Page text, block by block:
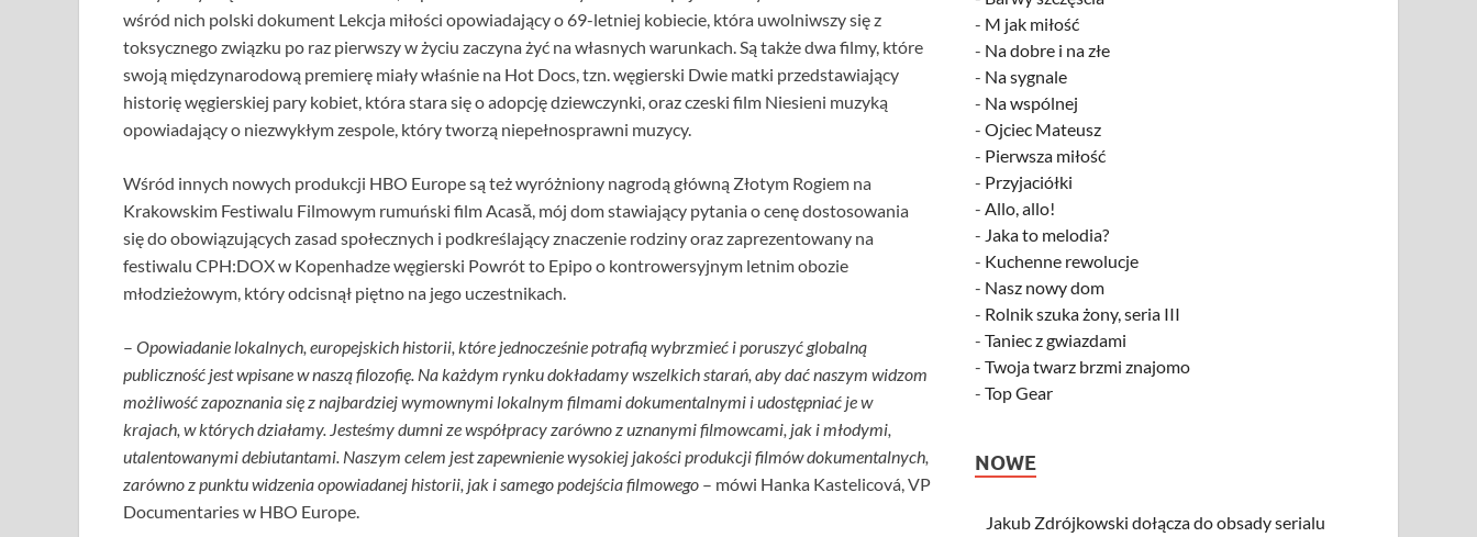
wśród nich polski dokument Lekcja miłości opowiadający o 69-letniej kobiecie, która uwolniwszy się z
toksycznego związku po raz pierwszy w życiu zaczyna żyć na własnych warunkach. Są także dwa filmy, które
swoją międzynarodową premierę miały właśnie na Hot Docs, tzn. węgierski Dwie matki przedstawiający
historię węgierskiej pary kobiet, która stara się o adopcję dziewczynki, oraz czeski film Niesieni muzyką
opowiadający o niezwykłym zespole, który tworzą niepełnosprawni muzycy.
Wśród innych nowych produkcji HBO Europe są też wyróżniony nagrodą główną Złotym Rogiem na
Krakowskim Festiwalu Filmowym rumuński film Acasă, mój dom stawiający pytania o cenę dostosowania
się do obowiązujących zasad społecznych i podkreślający znaczenie rodziny oraz zaprezentowany na
festiwalu CPH:DOX w Kopenhadze węgierski Powrót to Epipo o kontrowersyjnym letnim obozie
młodzieżowym, który odcisnął piętno na jego uczestnikach.
– Opowiadanie lokalnych, europejskich historii, które jednocześnie potrafią wybrzmieć i poruszyć globalną
publiczność jest wpisane w naszą filozofię. Na każdym rynku dokładamy wszelkich starań, aby dać naszym widzom
możliwość zapoznania się z najbardziej wymownymi lokalnym filmami dokumentalnymi i udostępniać je w
krajach, w których działamy. Jesteśmy dumni ze współpracy zarówno z uznanymi filmowcami, jak i młodymi,
utalentowanymi debiutantami. Naszym celem jest zapewnienie wysokiej jakości produkcji filmów dokumentalnych,
zarówno z punktu widzenia opowiadanej historii, jak i samego podejścia filmowego – mówi Hanka Kastelicová, VP
Documentaries w HBO Europe.
- M jak miłość
- Na dobre i na złe
- Na sygnale
- Na wspólnej
-Ojciec Mateusz
- Pierwsza miłość
- Przyjaciółki
-Allo, allo!
- Jaka to melodia?
- Kuchenne rewolucje
- Nasz nowy dom
- Rolnik szuka żony, seria III
-Taniec z gwiazdami
-Twoja twarz brzmi znajomo
-Top Gear
NOWE
Jakub Zdrójkowski dołącza do obsady serialu